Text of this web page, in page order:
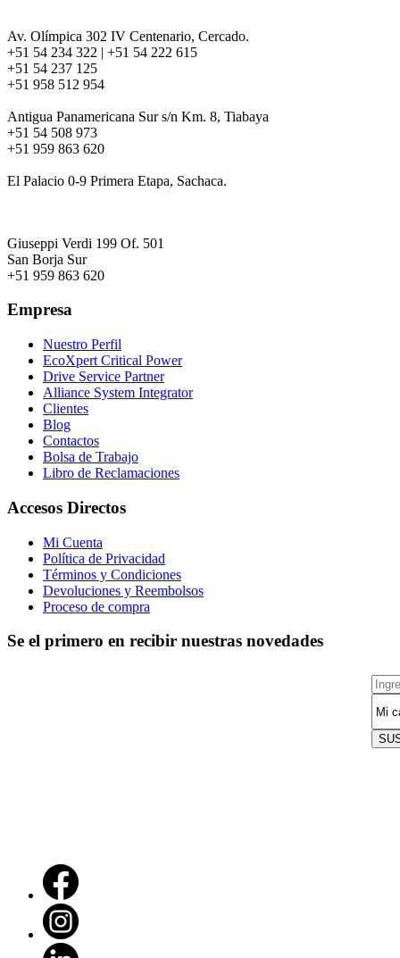
Av. Olímpica 302 IV Centenario, Cercado.
+51 54 234 322 | +51 54 222 615
+51 54 237 125
+51 958 512 954
Antigua Panamericana Sur s/n Km. 8, Tiabaya
+51 54 508 973
+51 959 863 620
El Palacio 0-9 Primera Etapa, Sachaca.
Giuseppi Verdi 199 Of. 501
San Borja Sur
+51 959 863 620
Empresa
Nuestro Perfil
EcoXpert Critical Power
Drive Service Partner
Alliance System Integrator
Clientes
Blog
Contactos
Bolsa de Trabajo
Libro de Reclamaciones
Accesos Directos
Mi Cuenta
Política de Privacidad
Términos y Condiciones
Devoluciones y Reembolsos
Proceso de compra
Se el primero en recibir nuestras novedades